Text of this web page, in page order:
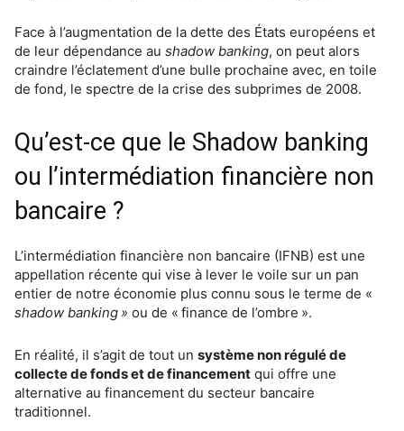
Face à l’augmentation de la dette des États européens et
de leur dépendance au shadow banking, on peut alors
craindre l’éclatement d’une bulle prochaine avec, en toile
de fond, le spectre de la crise des subprimes de 2008.
Qu’est-ce que le Shadow banking
ou l’intermédiation financière non
bancaire ?
L’intermédiation financière non bancaire (IFNB) est une
appellation récente qui vise à lever le voile sur un pan
entier de notre économie plus connu sous le terme de «
shadow banking » ou de « finance de l’ombre ».
En réalité, il s’agit de tout un système non régulé de
collecte de fonds et de financement qui offre une
alternative au financement du secteur bancaire
traditionnel.